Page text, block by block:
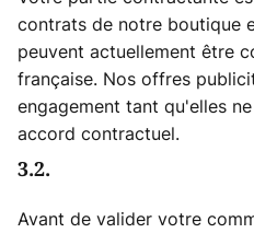
contrats de notre boutique
peuvent actuellement être
française. Nos offres
engagement tant qu'elles
accord contractuel.
3.2.
Avant de valider votre